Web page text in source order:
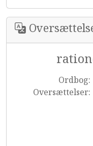
Ordbog:
Oversættelser: